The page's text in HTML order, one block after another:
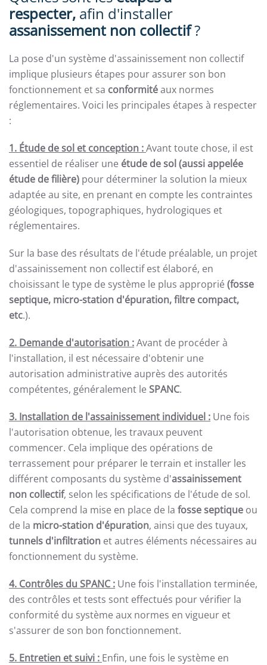
respecter, afin d'installer
assanissement non collectif?
La pose d'un système d'assainissement non collectif
implique plusieurs étapes pour assurer son bon
fonctionnement et sa conformitéaux normes
réglementaires. Voici les principales étapes à respecter
:
1. Étude de sol et conception :Avant toute chose, il est
essentiel de réaliser une étude de sol (aussi appelée
étude de filière) pour déterminer la solution la mieux
adaptée au site, en prenant en compte les contraintes
géologiques, topographiques, hydrologiques et
réglementaires.
Sur la base des résultats de l'étude préalable, un projet
d'assainissement non collectif est élaboré, en
choisissant le type de système le plus approprié (fosse
septique, micro-station d'épuration, filtre compact,
etc.).
2. Demande d'autorisation :Avant de procéder à
l'installation, il est nécessaire d'obtenir une
autorisation administrative auprès des autorités
compétentes, généralement le SPANC.
3. Installation de l'assainissement individuel : Une fois
l'autorisation obtenue, les travaux peuvent
commencer. Cela implique des opérations de
terrassement pour préparer le terrain et installer les
différent composants du système d'assainissement
non collectif, selon les spécifications de l'étude de sol.
Cela comprend la mise en place de la fosse septique ou
de la micro-station d'épuration, ainsi que des tuyaux,
tunnels d'infiltration et autres éléments nécessaires au
fonctionnement du système.
4. Contrôles du SPANC : Une fois l'installation terminée,
des contrôles et tests sont effectués pour vérifier la
conformité du système aux normes en vigueur et
s'assurer de son bon fonctionnement.
5. Entretien et suivi : Enfin, une fois le système en